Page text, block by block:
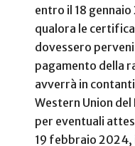
entro il 18
qualora le
dovessero
pagamento della
avverrà in
Western Union
per eventuali
19 febbraio 2024,